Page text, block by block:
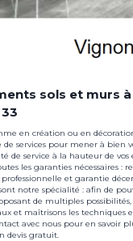
sols et murs
en création ou en
de services pour mener à bien
de service à la hauteur de vos
les garanties nécessaires :
et garantie
notre spécialité : afin de
de multiples
et maîtrisons les techniques
avec nous pour en savoir
devis gratuit.